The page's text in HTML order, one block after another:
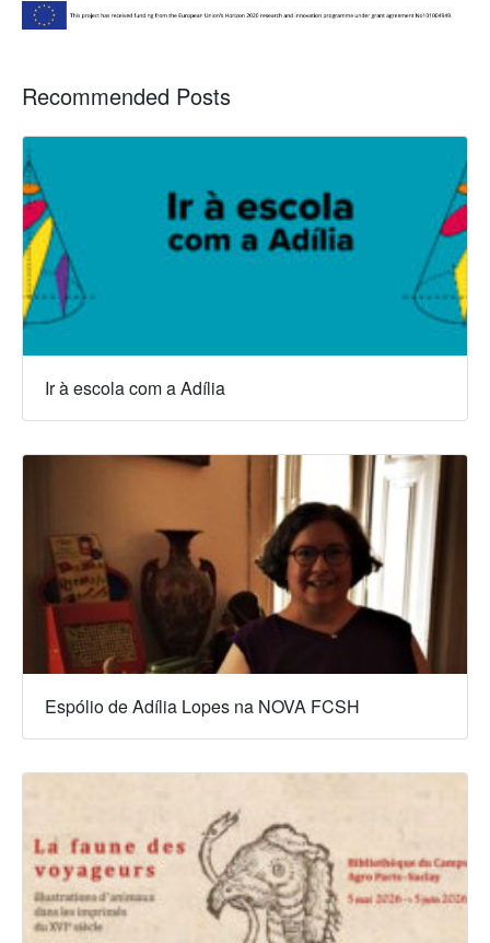
Recommended Posts
Ir à escola com a Adília
Espólio de Adília Lopes na NOVA FCSH